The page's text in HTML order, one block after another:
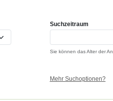
Suchzeitraum
Sie können das Alter der
Mehr Suchoptionen?